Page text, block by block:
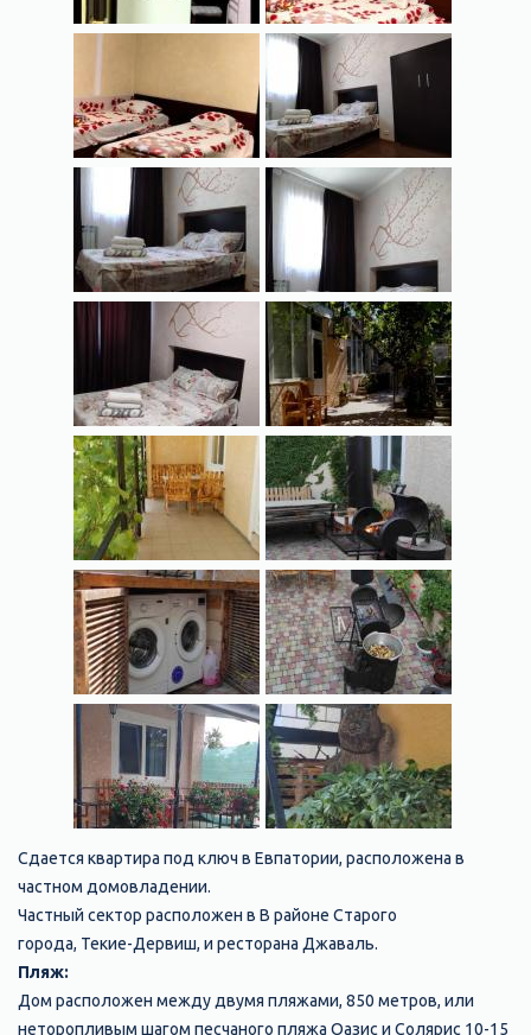
Сдается квартира под ключ в Евпатории, расположена в
частном домовладении.
Частный сектор расположен в В районе Старого
города, Текие-Дервиш, и ресторана Джаваль.
Пляж:
Дом расположен между двумя пляжами, 850 метров, или
неторопливым шагом песчаного пляжа Оазис и Солярис 10-15